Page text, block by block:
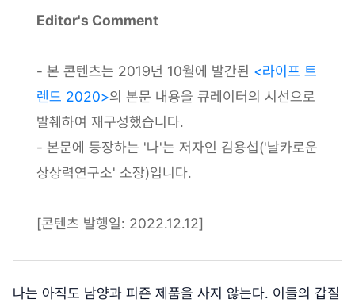
Editor's Comment
- 본 콘텐츠는 2019년 10월에 발간된 <라이프 트
렌드 2020>의 본문 내용을 큐레이터의 시선으로
발췌하여 재구성했습니다.
- 본문에 등장하는 '나'는 저자인 김용섭('날카로운
상상력연구소' 소장)입니다.
[콘텐츠 발행일: 2022.12.12]
나는 아직도 남양과 피죤 제품을 사지 않는다. 이들의 갑질